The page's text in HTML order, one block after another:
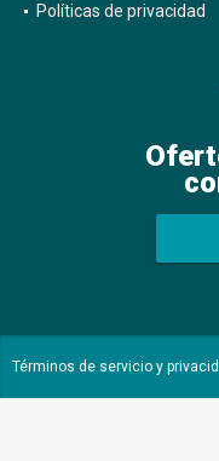
Políticas de privacidad
Términos de servicio y